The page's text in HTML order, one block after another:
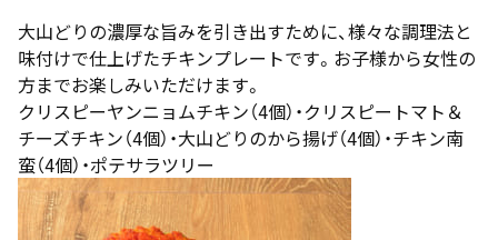
大山どりの濃厚な旨みを引き出すために、様々な調理法と
味付けで仕上げたチキンプレートです。お子様から女性の
方までお楽しみいただけます。
クリスピーヤンニョムチキン（4個）・クリスピートマト＆
チーズチキン（4個）・大山どりのから揚げ（4個）・チキン南
蛮（4個）・ポテサラツリー